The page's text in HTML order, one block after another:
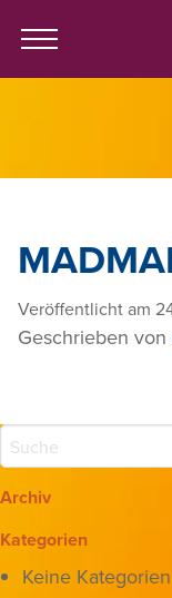
Veröffentlicht am
Geschrieben von
Archiv
Kategorien
Keine Kategorien